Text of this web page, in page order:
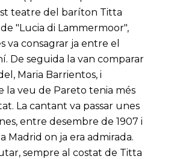
teatre del baríton Titta
"Lucia di Lammermoor",
va consagrar ja entre el
De seguida la van comparar
Maria Barrientos, i
la veu de Pareto tenia més
La cantant va passar unes
entre desembre de 1907 i
Madrid on ja era admirada.
sempre al costat de Titta